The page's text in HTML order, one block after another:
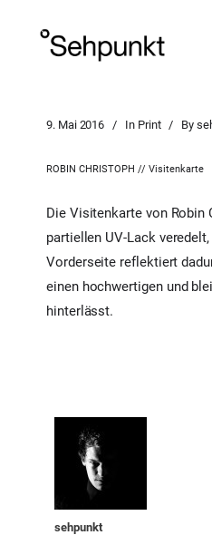
9. Mai 2016 In Print By
ROBIN CHRISTOPH // Visitenkarte
Die Visitenkarte von Robin
partiellen UV-Lack
Vorderseite reflektiert
einen hochwertigen und
hinterlässt.
sehpunkt